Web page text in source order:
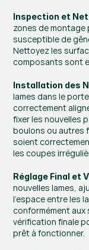
Inspection et
zones de
susceptible de
Nettoyez les
composants sont
Installation des
lames dans le
correctement
fixer les nouvelles
boulons ou autres
soient
les coupes
Réglage Final et
nouvelles lames,
l'espace entre les
conformément
vérification finale
prêt à fonctionner.